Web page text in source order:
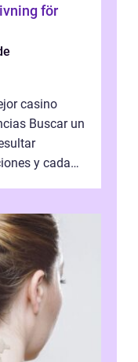
för
casino
Buscar un
y cada